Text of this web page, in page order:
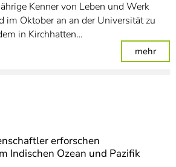
Kenner von Leben und Werk
im Oktober an an der Universität zu
in Kirchhatten…
mehr:
erforschen
Indischen Ozean und Pazifik